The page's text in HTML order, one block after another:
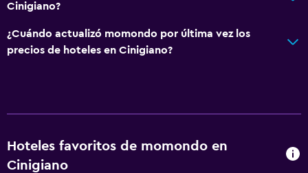
Instalaciones para reuniones
Servicio de habitaciones
Mostrador de información turística
Senderismo
Cinigiano?
¿Cuándo actualizó momondo por última vez los
precios de hoteles en Cinigiano?
Hoteles favoritos de momondo en
Cinigiano